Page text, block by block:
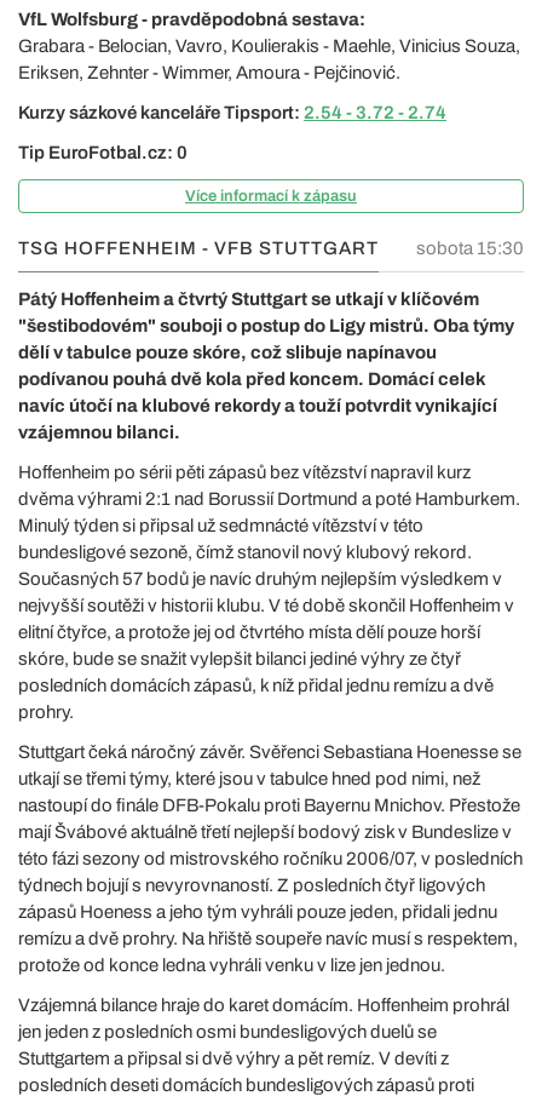
VfL Wolfsburg - pravděpodobná sestava:
Grabara - Belocian, Vavro, Koulierakis - Maehle, Vinicius Souza,
Eriksen, Zehnter - Wimmer, Amoura - Pejčinović.
Kurzy sázkové kanceláře Tipsport: 2.54 - 3.72 - 2.74
Tip EuroFotbal.cz: 0
Více informací k zápasu
TSG HOFFENHEIM - VFB STUTTGART sobota 15:30
Pátý Hoffenheim a čtvrtý Stuttgart se utkají v klíčovém
"šestibodovém" souboji o postup do Ligy mistrů. Oba týmy
dělí v tabulce pouze skóre, což slibuje napínavou
podívanou pouhá dvě kola před koncem. Domácí celek
navíc útočí na klubové rekordy a touží potvrdit vynikající
vzájemnou bilanci.
Hoffenheim po sérii pěti zápasů bez vítězství napravil kurz
dvěma výhrami 2:1 nad Borussií Dortmund a poté Hamburkem.
Minulý týden si připsal už sedmnácté vítězství v této
bundesligové sezoně, čímž stanovil nový klubový rekord.
Současných 57 bodů je navíc druhým nejlepším výsledkem v
nejvyšší soutěži v historii klubu. V té době skončil Hoffenheim v
elitní čtyřce, a protože jej od čtvrtého místa dělí pouze horší
skóre, bude se snažit vylepšit bilanci jediné výhry ze čtyř
posledních domácích zápasů, k níž přidal jednu remízu a dvě
prohry.
Stuttgart čeká náročný závěr. Svěřenci Sebastiana Hoenesse se
utkají se třemi týmy, které jsou v tabulce hned pod nimi, než
nastoupí do finále DFB-Pokalu proti Bayernu Mnichov. Přestože
mají Švábové aktuálně třetí nejlepší bodový zisk v Bundeslize v
této fázi sezony od mistrovského ročníku 2006/07, v posledních
týdnech bojují s nevyrovnaností. Z posledních čtyř ligových
zápasů Hoeness a jeho tým vyhráli pouze jeden, přidali jednu
remízu a dvě prohry. Na hřiště soupeře navíc musí s respektem,
protože od konce ledna vyhráli venku v lize jen jednou.
Vzájemná bilance hraje do karet domácím. Hoffenheim prohrál
jen jeden z posledních osmi bundesligových duelů se
Stuttgartem a připsal si dvě výhry a pět remíz. V devíti z
posledních deseti domácích bundesligových zápasů proti